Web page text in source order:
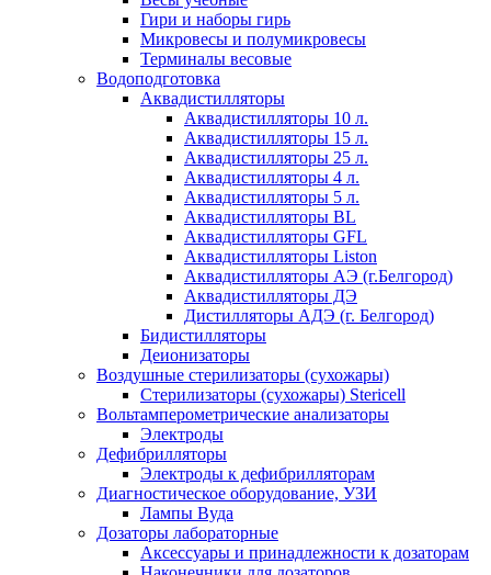
Гири и наборы гирь
Микровесы и полумикровесы
Терминалы весовые
Водоподготовка
Аквадистилляторы
Аквадистилляторы 10 л.
Аквадистилляторы 15 л.
Аквадистилляторы 25 л.
Аквадистилляторы 4 л.
Аквадистилляторы 5 л.
Аквадистилляторы BL
Аквадистилляторы GFL
Аквадистилляторы Liston
Аквадистилляторы АЭ (г.Белгород)
Аквадистилляторы ДЭ
Дистилляторы АДЭ (г. Белгород)
Бидистилляторы
Деионизаторы
Воздушные стерилизаторы (сухожары)
Стерилизаторы (сухожары) Stericell
Вольтамперометрические анализаторы
Электроды
Дефибрилляторы
Электроды к дефибрилляторам
Диагностическое оборудование, УЗИ
Лампы Вуда
Дозаторы лабораторные
Аксессуары и принадлежности к дозаторам